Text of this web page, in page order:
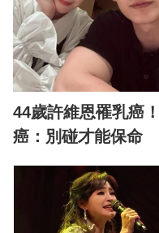
44歲許維恩罹乳癌
癌：別碰才能保命